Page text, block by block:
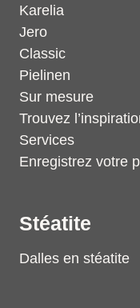
Karelia
Jero
Classic
Pielinen
Sur mesure
Trouvez
Services
Enregistrez votre
Stéatite
Dalles en stéatite